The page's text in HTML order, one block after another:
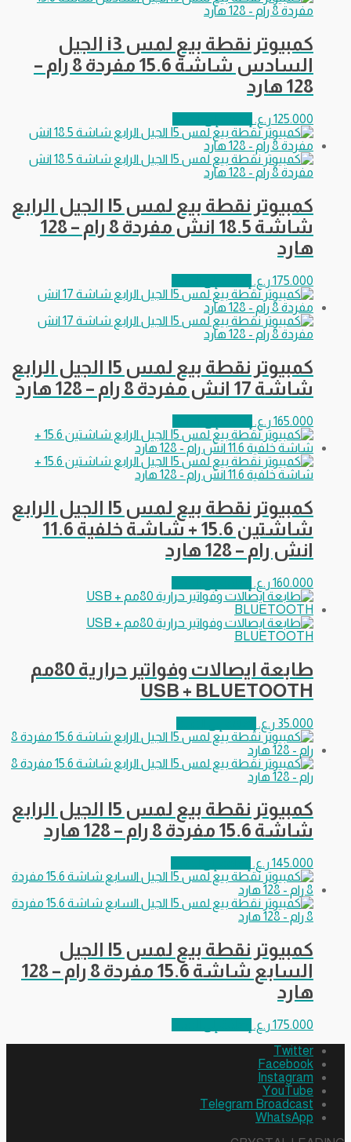
كمبيوتر نقطة بيع لمس i3 الجيل
السادس شاشة 15.6 مفردة 8 رام –
128 هارد
125.000ر.ع.
كمبيوتر نقطة بيع لمس I5 الجيل الرابع
شاشة 18.5 انش مفردة 8 رام – 128
هارد
175.000ر.ع.
كمبيوتر نقطة بيع لمس I5 الجيل الرابع
شاشة 17 انش مفردة 8 رام – 128 هارد
165.000ر.ع.
كمبيوتر نقطة بيع لمس I5 الجيل الرابع
شاشتين 15.6 + شاشة خلفية 11.6
انش رام – 128 هارد
160.000ر.ع.
طابعة ايصالات وفواتير حرارية 80مم
USB + BLUETOOTH
35.000 ر.ع.
كمبيوتر نقطة بيع لمس I5 الجيل الرابع
شاشة 15.6 مفردة 8 رام – 128 هارد
145.000ر.ع.
كمبيوتر نقطة بيع لمس I5 الجيل
السابع شاشة 15.6 مفردة 8 رام – 128
هارد
175.000ر.ع.
Twitter
Facebook
Instagram
YouTube
Telegram Broadcast
WhatsApp